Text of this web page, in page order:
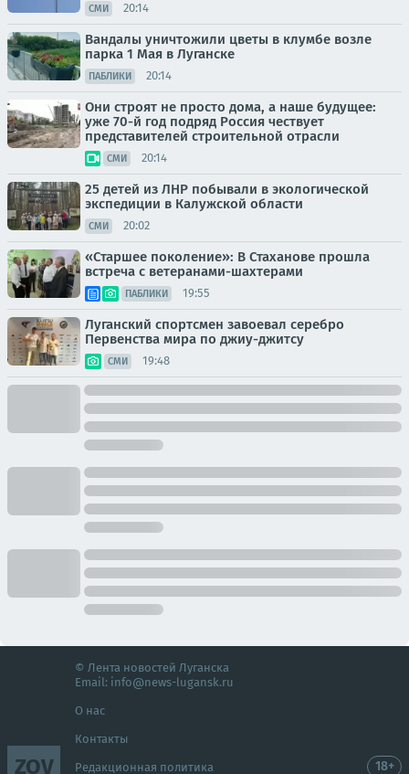
СМИ 20:14
Вандалы уничтожили цветы в клумбе возле
парка 1 Мая в Луганске
ПАБЛИКИ 20:14
Они строят не просто дома, а наше будущее:
уже 70-й год подряд Россия чествует
представителей строительной отрасли
СМИ 20:14
25 детей из ЛНР побывали в экологической
экспедиции в Калужской области
СМИ 20:02
«Старшее поколение»: В Стаханове прошла
встреча с ветеранами-шахтерами
ПАБЛИКИ 19:55
Луганский спортсмен завоевал серебро
Первенства мира по джиу-джитсу
СМИ 19:48
ZOV
© Лента новостей Луганска
Email: info@news-lugansk.ru
О нас
Контакты
Редакционная политика 18+